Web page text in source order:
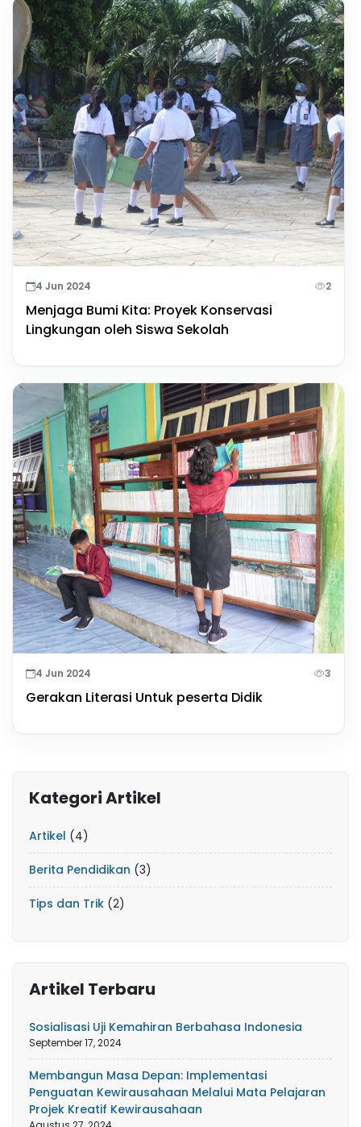
4 Jun 2024 2
Menjaga Bumi Kita: Proyek Konservasi
Lingkungan oleh Siswa Sekolah
4 Jun 2024 3
Gerakan Literasi Untuk peserta Didik
Kategori Artikel
Artikel (4)
Berita Pendidikan (3)
Tips dan Trik (2)
Artikel Terbaru
Sosialisasi Uji Kemahiran Berbahasa Indonesia
September 17, 2024
Membangun Masa Depan: Implementasi
Penguatan Kewirausahaan Melalui Mata Pelajaran
Projek Kreatif Kewirausahaan